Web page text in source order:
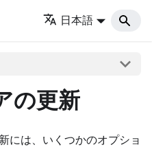
日本語
の更新
には、いくつかのオプショ